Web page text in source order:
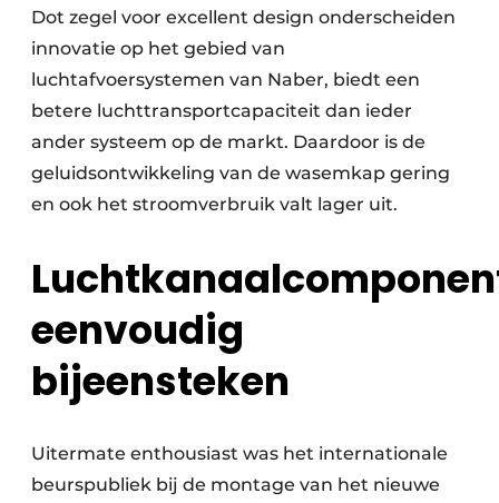
Dot zegel voor excellent design onderscheiden
innovatie op het gebied van
luchtafvoersystemen van Naber, biedt een
betere luchttransportcapaciteit dan ieder
ander systeem op de markt. Daardoor is de
geluidsontwikkeling van de wasemkap gering
en ook het stroomverbruik valt lager uit.
eenvoudig
bijeensteken
Uitermate enthousiast was het internationale
beurspubliek bij de montage van het nieuwe